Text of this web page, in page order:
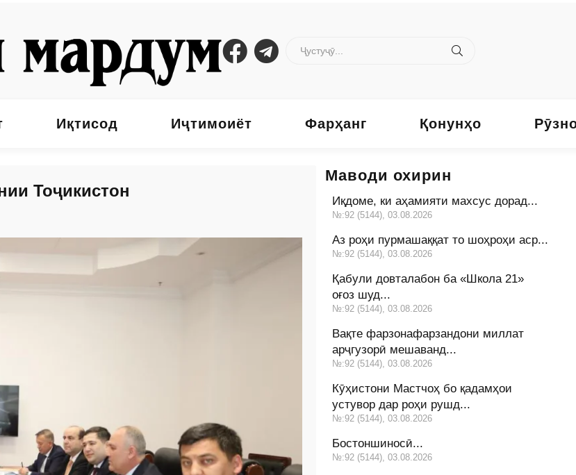
Иқтисод Иҷтимоиёт Фарҳанг Қонунҳо
Тоҷикистон
Маводи охирин
Иқдоме, ки аҳамияти махсус дорад...
№:92 (5144), 03.08.2026
Аз роҳи пурмашаққат то шоҳроҳи аср...
№:92 (5144), 03.08.2026
Қабули довталабон ба «Школа 21»
оғоз шуд...
№:92 (5144), 03.08.2026
Вақте фарзонафарзандони миллат
арҷгузорӣ мешаванд...
№:92 (5144), 03.08.2026
Кӯҳистони Мастчоҳ бо қадамҳои
устувор дар роҳи рушд...
№:92 (5144), 03.08.2026
Бостоншиносӣ...
№:92 (5144), 03.08.2026